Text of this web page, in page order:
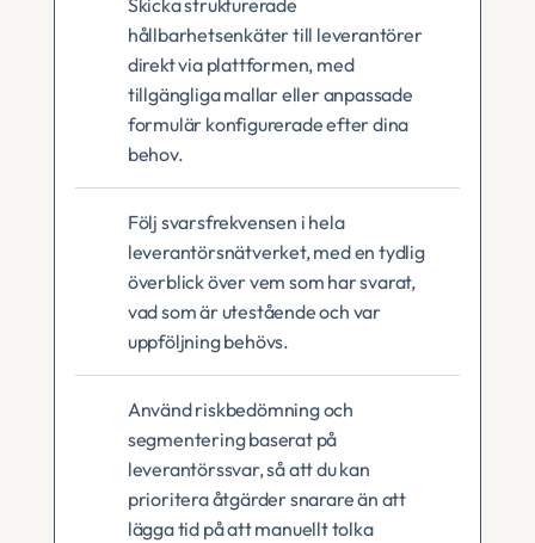
Skicka strukturerade
hållbarhetsenkäter till leverantörer
direkt via plattformen, med
tillgängliga mallar eller anpassade
formulär konfigurerade efter dina
behov.
Följ svarsfrekvensen i hela
leverantörsnätverket, med en tydlig
överblick över vem som har svarat,
vad som är utestående och var
uppföljning behövs.
Använd riskbedömning och
segmentering baserat på
leverantörssvar, så att du kan
prioritera åtgärder snarare än att
lägga tid på att manuellt tolka